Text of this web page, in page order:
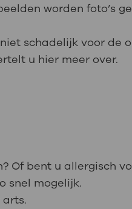
worden foto’s
schadelijk voor de
u hier meer over.
Of bent u allergisch
snel mogelijk.